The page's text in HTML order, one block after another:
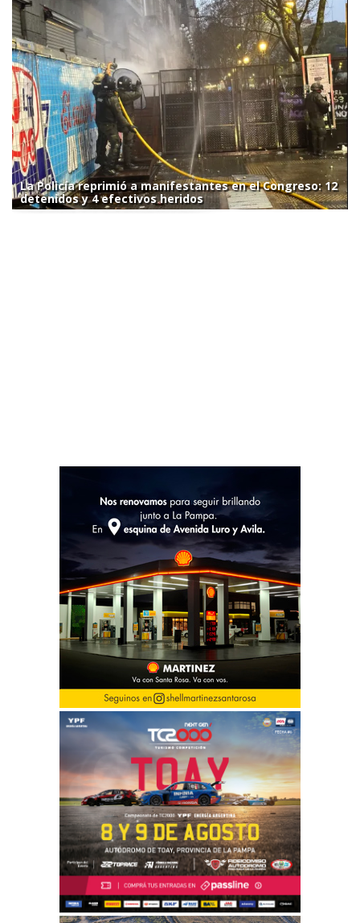
La Policía reprimió a manifestantes en el Congreso: 12
detenidos y 4 efectivos heridos